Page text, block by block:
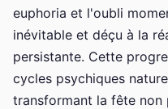
euphoria et l'oubli
inévitable et déçu à la
persistante. Cette
cycles psychiques
transformant la fête non